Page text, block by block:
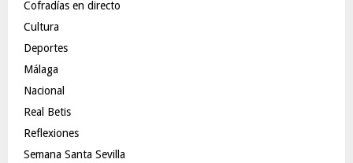
Cofradías en directo
Cultura
Deportes
Málaga
Nacional
Real Betis
Reflexiones
Semana Santa Sevilla